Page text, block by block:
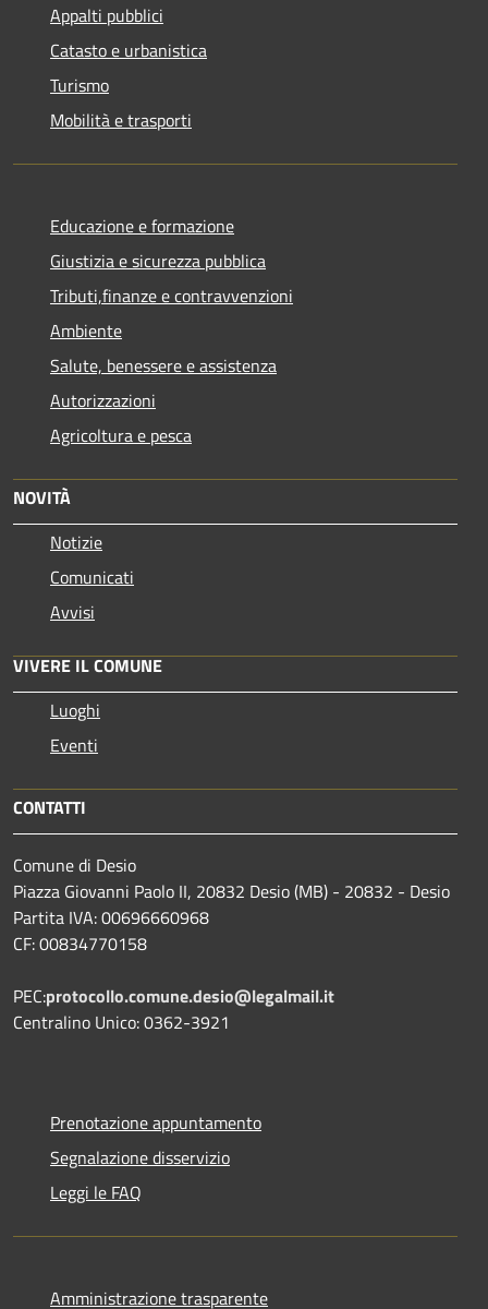
Appalti pubblici
Catasto e urbanistica
Turismo
Mobilità e trasporti
Educazione e formazione
Giustizia e sicurezza pubblica
Tributi,finanze e contravvenzioni
Ambiente
Salute, benessere e assistenza
Autorizzazioni
Agricoltura e pesca
NOVITÀ
Notizie
Comunicati
Avvisi
VIVERE IL COMUNE
Luoghi
Eventi
CONTATTI
Comune di Desio
Piazza Giovanni Paolo II, 20832 Desio (MB) - 20832 - Desio
Partita IVA: 00696660968
CF: 00834770158
PEC:protocollo.comune.desio@legalmail.it
Centralino Unico: 0362-3921
Prenotazione appuntamento
Segnalazione disservizio
Leggi le FAQ
Amministrazione trasparente